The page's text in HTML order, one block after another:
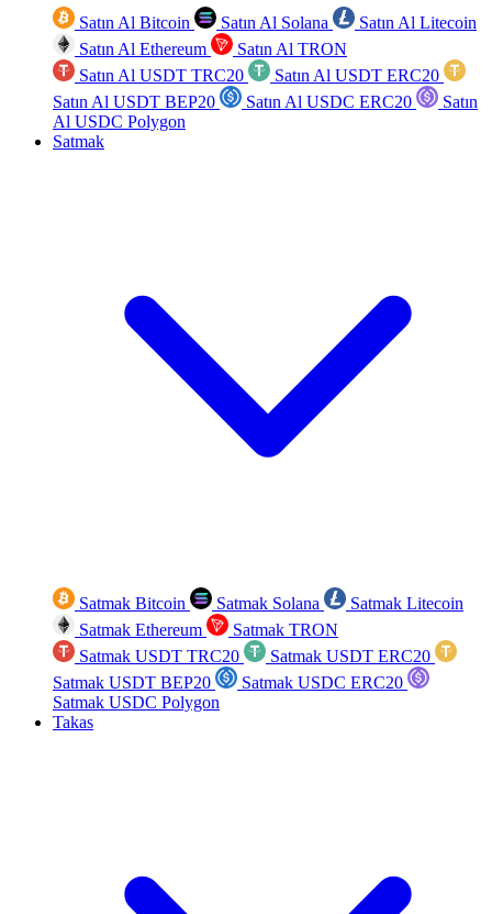
Satın Al Bitcoin Satın Al Solana
Satın Al Litecoin
Satın Al Ethereum
Satın Al TRON
Satın Al USDT TRC20
Satın Al USDT ERC20
Satın Al USDT BEP20
Satın Al USDC ERC20
Satın
Al USDC Polygon
Satmak
Satmak Bitcoin Satmak Solana
Satmak Litecoin
Satmak Ethereum
Satmak TRON
Satmak USDT TRC20
Satmak USDT ERC20
Satmak USDT BEP20
Satmak USDC ERC20
Satmak USDC Polygon
Takas